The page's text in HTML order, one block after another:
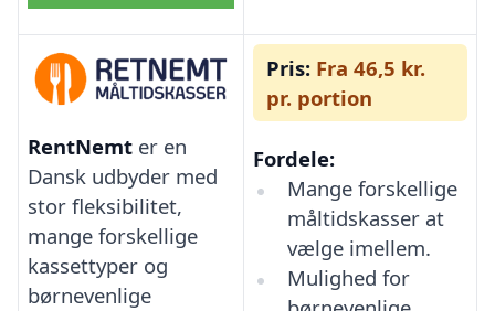
RentNemt er en
Dansk udbyder med
stor fleksibilitet,
mange forskellige
kassettyper og
børnevenlige
Pris: Fra 46,5 kr.
pr. portion
Fordele:
Mange forskellige
måltidskasser at
vælge imellem.
Mulighed for